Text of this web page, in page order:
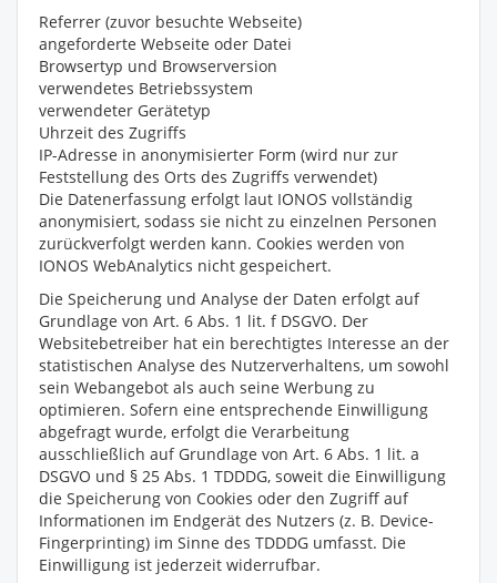
Referrer (zuvor besuchte Webseite)
angeforderte Webseite oder Datei
Browsertyp und Browserversion
verwendetes Betriebssystem
verwendeter Gerätetyp
Uhrzeit des Zugriffs
IP-Adresse in anonymisierter Form (wird nur zur
Feststellung des Orts des Zugriffs verwendet)
Die Datenerfassung erfolgt laut IONOS vollständig
anonymisiert, sodass sie nicht zu einzelnen Personen
zurückverfolgt werden kann. Cookies werden von
IONOS WebAnalytics nicht gespeichert.
Die Speicherung und Analyse der Daten erfolgt auf
Grundlage von Art. 6 Abs. 1 lit. f DSGVO. Der
Websitebetreiber hat ein berechtigtes Interesse an der
statistischen Analyse des Nutzerverhaltens, um sowohl
sein Webangebot als auch seine Werbung zu
optimieren. Sofern eine entsprechende Einwilligung
abgefragt wurde, erfolgt die Verarbeitung
ausschließlich auf Grundlage von Art. 6 Abs. 1 lit. a
DSGVO und § 25 Abs. 1 TDDDG, soweit die Einwilligung
die Speicherung von Cookies oder den Zugriff auf
Informationen im Endgerät des Nutzers (z. B. Device-
Fingerprinting) im Sinne des TDDDG umfasst. Die
Einwilligung ist jederzeit widerrufbar.